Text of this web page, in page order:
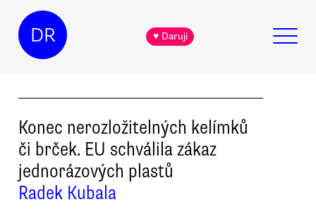
DR ♥ Daruji
Konec nerozložitelných kelímků
či brček. EU schválila zákaz
jednorázových plastů
Radek Kubala